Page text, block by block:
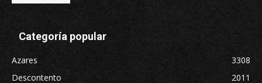
Categoría popular
Azares
3308
Descontento
2011